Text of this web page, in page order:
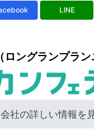
LINE
ングランプラン
会社の詳しい情報を